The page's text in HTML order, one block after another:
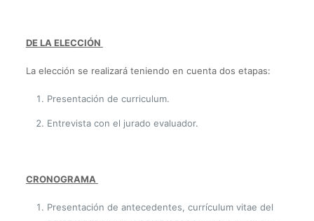
DE LA ELECCIÓN
La elección se realizará teniendo en cuenta dos etapas:
Presentación de curriculum.
Entrevista con el jurado evaluador.
CRONOGRAMA
Presentación de antecedentes, currículum vitae del